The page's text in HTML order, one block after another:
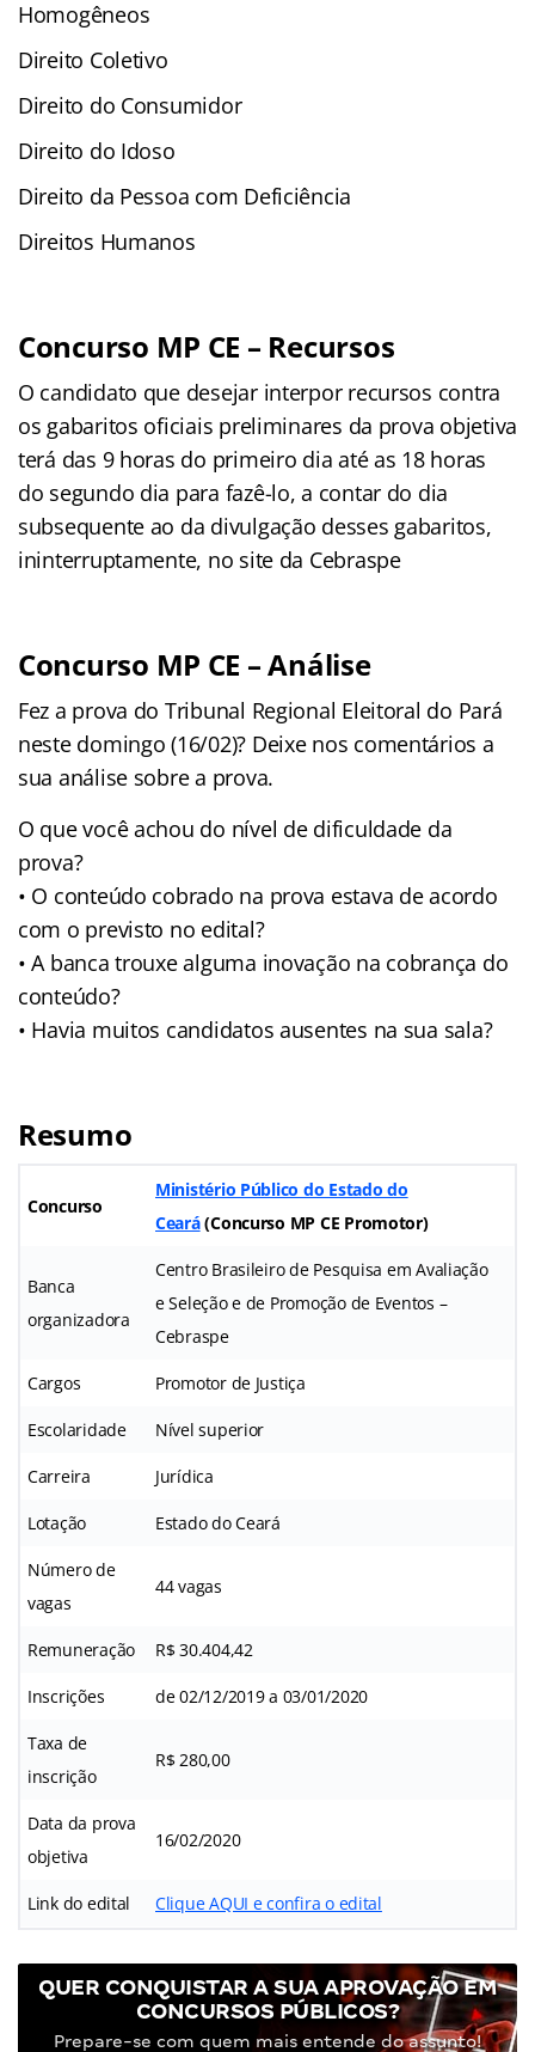
Homogêneos
Direito Coletivo
Direito do Consumidor
Direito do Idoso
Direito da Pessoa com Deficiência
Direitos Humanos
Concurso MP CE – Recursos
O candidato que desejar interpor recursos contra
os gabaritos oficiais preliminares da prova objetiva
terá das 9 horas do primeiro dia até as 18 horas
do segundo dia para fazê-lo, a contar do dia
subsequente ao da divulgação desses gabaritos,
ininterruptamente, no site da Cebraspe
Concurso MP CE – Análise
Fez a prova do Tribunal Regional Eleitoral do Pará
neste domingo (16/02)? Deixe nos comentários a
sua análise sobre a prova.
O que você achou do nível de dificuldade da
prova?
• O conteúdo cobrado na prova estava de acordo
com o previsto no edital?
• A banca trouxe alguma inovação na cobrança do
conteúdo?
• Havia muitos candidatos ausentes na sua sala?
Resumo
Concurso
Ministério Público do Estado do
Ceará(Concurso MP CE Promotor)
Banca
organizadora
Centro Brasileiro de Pesquisa em Avaliação
e Seleção e de Promoção de Eventos –
Cebraspe
Cargos Promotor de Justiça
Escolaridade Nível superior
Carreira Jurídica
Lotação Estado do Ceará
Número de
vagas
44 vagas
Remuneração R$ 30.404,42
Inscrições de 02/12/2019 a 03/01/2020
Taxa de
inscrição
R$ 280,00
Data da prova
objetiva
16/02/2020
Link do edital Clique AQUI e confira o edital
QUER CONQUISTAR A SUA APROVAÇÃO EM
CONCURSOS PÚBLICOS?
Prepare-se com quem mais entende do assunto!